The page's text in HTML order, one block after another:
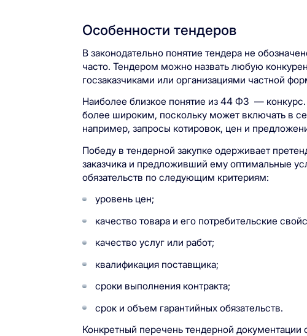
Особенности тендеров
В законодательно понятие тендера не
часто. Тендером можно назвать любую
госзаказчиками или организациями частной
Наиболее близкое понятие из 44 ФЗ —
более широким, поскольку может включать в
например, запросы котировок, цен и
Победу в тендерной закупке одерживает
заказчика и предложивший ему оптимальные
обязательств по следующим критериям:
уровень цен;
качество товара и его потребительские
качество услуг или работ;
квалификация поставщика;
сроки выполнения контракта;
срок и объем гарантийных обязательств.
Конкретный перечень тендерной документации